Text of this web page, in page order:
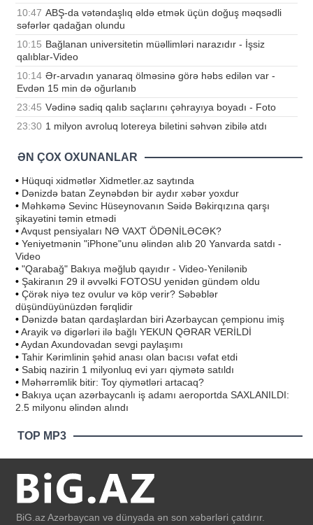
10:47 ABŞ-da vətəndaşlıq əldə etmək üçün doğuş məqsədli
səfərlər qadağan olundu
10:15 Bağlanan universitetin müəllimləri narazıdır - İşsiz
qalıblar-Video
10:14 Ər-arvadın yanaraq ölməsinə görə həbs edilən var -
Evdən 15 min də oğurlanıb
23:45 Vədinə sadiq qalıb saçlarını çəhrayıya boyadı - Foto
23:30 1 milyon avroluq lotereya biletini səhvən zibilə atdı
ƏN ÇOX OXUNANLAR
• Hüquqi xidmətlər Xidmetler.az saytında
• Dənizdə batan Zeynəbdən bir aydır xəbər yoxdur
• Məhkəmə Sevinc Hüseynovanın Səidə Bəkirqızına qarşı
şikayətini təmin etmədi
•Avqust pensiyaları NƏ VAXT ÖDƏNİLƏCƏK?
• Yeniyetmənin "iPhone"unu əlindən alıb 20 Yanvarda satdı -
Video
• "Qarabağ" Bakıya məğlub qayıdır - Video-Yenilənib
• Şakiranın 29 il əvvəlki FOTOSU yenidən gündəm oldu
• Çörək niyə tez ovulur və köp verir? Səbəblər
düşündüyünüzdən fərqlidir
• Dənizdə batan qardaşlardan biri Azərbaycan çempionu imiş
•Arayik və digərləri ilə bağlı YEKUN QƏRAR VERİLDİ
•Aydan Axundovadan sevgi paylaşımı
• Tahir Kərimlinin şəhid anası olan bacısı vəfat etdi
• Sabiq nazirin 1 milyonluq evi yarı qiymətə satıldı
• Məhərrəmlik bitir: Toy qiymətləri artacaq?
• Bakıya uçan azərbaycanlı iş adamı aeroportda SAXLANILDI:
2.5 milyonu əlindən alındı
TOP MP3
BiG.az Azərbaycan və dünyada ən son xəbərləri çatdırır.